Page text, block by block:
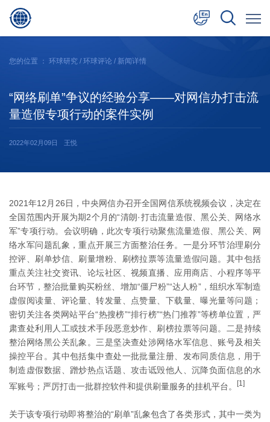
日本語
您的位置 ： 环球研究 / 环球评论 / 新闻详情
“网络刷单”争议的经验分享——对网信办打击流
量造假专项行动的案件实例
2022年02月09日 王悦
2021年12月26日，中央网信办召开全国网信系统视频会议，决定在
全国范围内开展为期2个月的“清朗·打击流量造假、黑公关、网络水
军”专项行动。会议明确，此次专项行动聚焦流量造假、黑公关、网
络水军问题乱象，重点开展三方面整治任务。一是分环节治理刷分
控评、刷单炒信、刷量增粉、刷榜拉票等流量造假问题。其中包括
重点关注社交资讯、论坛社区、视频直播、应用商店、小程序等平
台环节，整治批量购买粉丝、增加“僵尸粉”“达人粉”，组织水军制造
虚假阅读量、评论量、转发量、点赞量、下载量、曝光量等问题；
密切关注各类网站平台“热搜榜”“排行榜”“热门推荐”等榜单位置，严
肃查处利用人工或技术手段恶意炒作、刷榜拉票等问题。二是持续
整治网络黑公关乱象。三是坚决查处涉网络水军信息、账号及相关
操控平台。其中包括集中查处一批批量注册、发布同质信息，用于
制造虚假数据、蹭炒热点话题、攻击诋毁他人、沉降负面信息的水
军账号；严厉打击一批群控软件和提供刷量服务的挂机平台。
[1]
关于该专项行动即将整治的“刷单”乱象包含了各类形式，其中一类为